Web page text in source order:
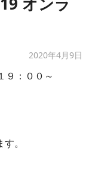
2020年4月9日
９：００～
。